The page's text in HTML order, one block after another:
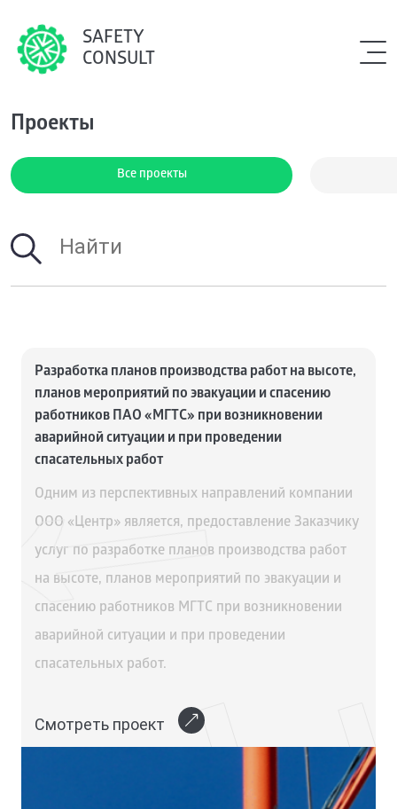
SAFETY
CONSULT
Проекты
Все проекты
Разработка планов производства работ на высоте,
планов мероприятий по эвакуации и спасению
работников ПАО «МГТС» при возникновении
аварийной ситуации и при проведении
спасательных работ
Одним из перспективных направлений компании
ООО «Центр» является, предоставление Заказчику
услуг по разработке планов производства работ
на высоте, планов мероприятий по эвакуации и
спасению работников МГТС при возникновении
аварийной ситуации и при проведении
спасательных работ.
Смотреть проект